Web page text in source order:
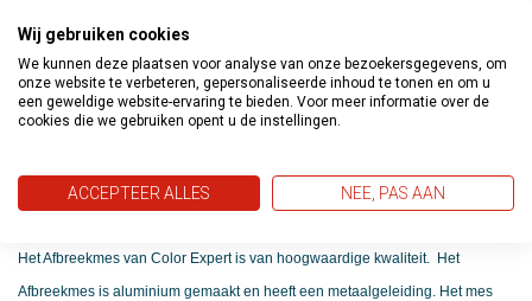
Informatie Documenten Waarschuwing
Beoordelingen(0)
Het Afbreekmes van Color Expert is van hoogwaardige kwaliteit. Het
Afbreekmes is aluminium gemaakt en heeft een metaalgeleiding. Het mes
Wij gebruiken cookies
We kunnen deze plaatsen voor analyse van onze bezoekersgegevens, om
onze website te verbeteren, gepersonaliseerde inhoud te tonen en om u
een geweldige website-ervaring te bieden. Voor meer informatie over de
cookies die we gebruiken opent u de instellingen.
ACCEPTEER ALLES NEE, PAS AAN